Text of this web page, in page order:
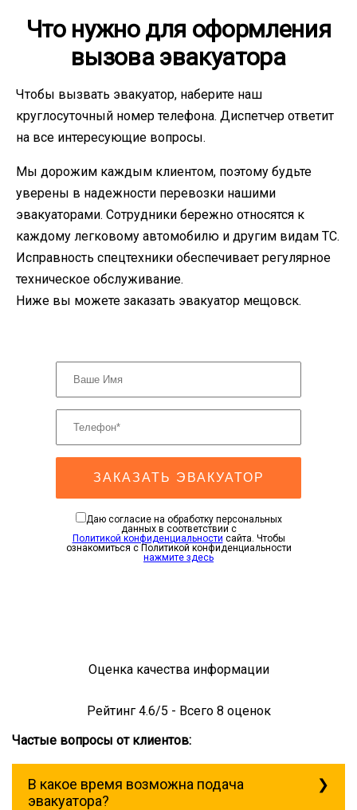
Что нужно для оформления
вызова эвакуатора
Чтобы вызвать эвакуатор, наберите наш
круглосуточный номер телефона. Диспетчер ответит
на все интересующие вопросы.
Мы дорожим каждым клиентом, поэтому будьте
уверены в надежности перевозки нашими
эвакуаторами. Сотрудники бережно относятся к
каждому легковому автомобилю и другим видам ТС.
Исправность спецтехники обеспечивает регулярное
техническое обслуживание.
Ниже вы можете заказать эвакуатор мещовск.
ЗАКАЗАТЬ ЭВАКУАТОР
Даю согласие на обработку персональных
данных в соответствии с
Политикой конфиденциальности сайта. Чтобы
ознакомиться с Политикой конфиденциальности
нажмите здесь
Оценка качества информации
Рейтинг 4.6/5 - Всего 8 оценок
Частые вопросы от клиентов:
В какое время возможна подача
эвакуатора?